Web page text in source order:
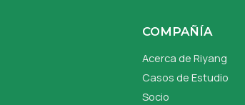
COMPAÑÍA
Acerca de Riyang
Casos de Estudio
Socio